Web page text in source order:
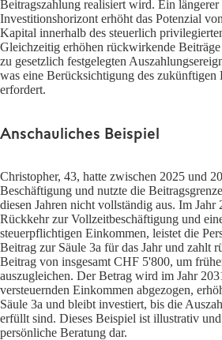
Beitragszahlung realisiert wird. Ein längerer
Investitionshorizont erhöht das Potenzial
Kapital innerhalb des steuerlich
Gleichzeitig erhöhen rückwirkende
zu gesetzlich festgelegten
was eine Berücksichtigung des zukünftigen
erfordert.
Anschauliches Beispiel
Christopher, 43, hatte zwischen 2025 und
Beschäftigung und nutzte die
diesen Jahren nicht vollständig aus. Im Jahr
Rückkehr zur Vollzeitbeschäftigung und
steuerpflichtigen Einkommen, leistet die
Beitrag zur Säule 3a für das Jahr und zahlt
Beitrag von insgesamt CHF 5'800, um
auszugleichen. Der Betrag wird im Jahr
versteuernden Einkommen abgezogen,
Säule 3a und bleibt investiert, bis die
erfüllt sind. Dieses Beispiel ist illustrativ
persönliche Beratung dar.